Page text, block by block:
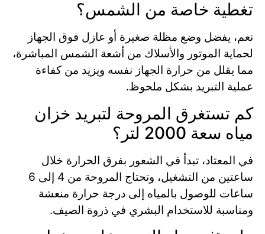
تغطية خاصة من الشمس؟
نعم، يفضل وضع مظلة صغيرة أو عازل فوق الجهاز
لحماية الموتور والأسلاك من أشعة الشمس المباشرة،
مما يقلل من حرارة الجهاز نفسه ويزيد من كفاءة
عملية التبريد بشكل ملحوظ.
كم تستغرق المروحة لتبريد خزان
مياه سعة 2000 لتر؟
في المعتاد، تبدأ في الشعور بفرق الحرارة خلال
ساعتين من التشغيل، وتحتاج المروحة من 4 إلى 6
ساعات للوصول بالمياه إلى درجة حرارة منعشة
ومناسبة للاستخدام البشري في ذروة الصيف.